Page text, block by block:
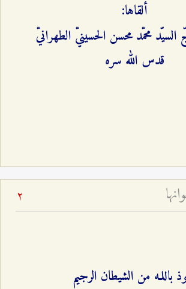
ألقاها:
السيّد محمّد محسن الحسينيّ الطهرانيّ
قدس الله سره
2
باللـه من الشيطان الرجيم